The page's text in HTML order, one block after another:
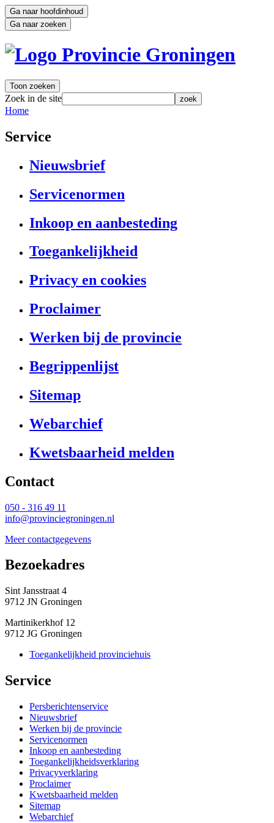
Ga naar hoofdinhoud
Ga naar zoeken
Toon zoeken
Zoek in de site zoek
Home
Service
Nieuwsbrief
Servicenormen
Inkoop en aanbesteding
Toegankelijkheid
Privacy en cookies
Proclaimer
Werken bij de provincie
Begrippenlijst
Sitemap
Webarchief
Kwetsbaarheid melden
Contact
050 - 316 49 11
info@provinciegroningen.nl
Meer contactgegevens
Bezoekadres
Sint Jansstraat 4
9712 JN Groningen
Martinikerkhof 12
9712 JG Groningen
Toegankelijkheid provinciehuis
Service
Persberichtenservice
Nieuwsbrief
Werken bij de provincie
Servicenormen
Inkoop en aanbesteding
Toegankelijkheidsverklaring
Privacyverklaring
Proclaimer
Kwetsbaarheid melden
Sitemap
Webarchief